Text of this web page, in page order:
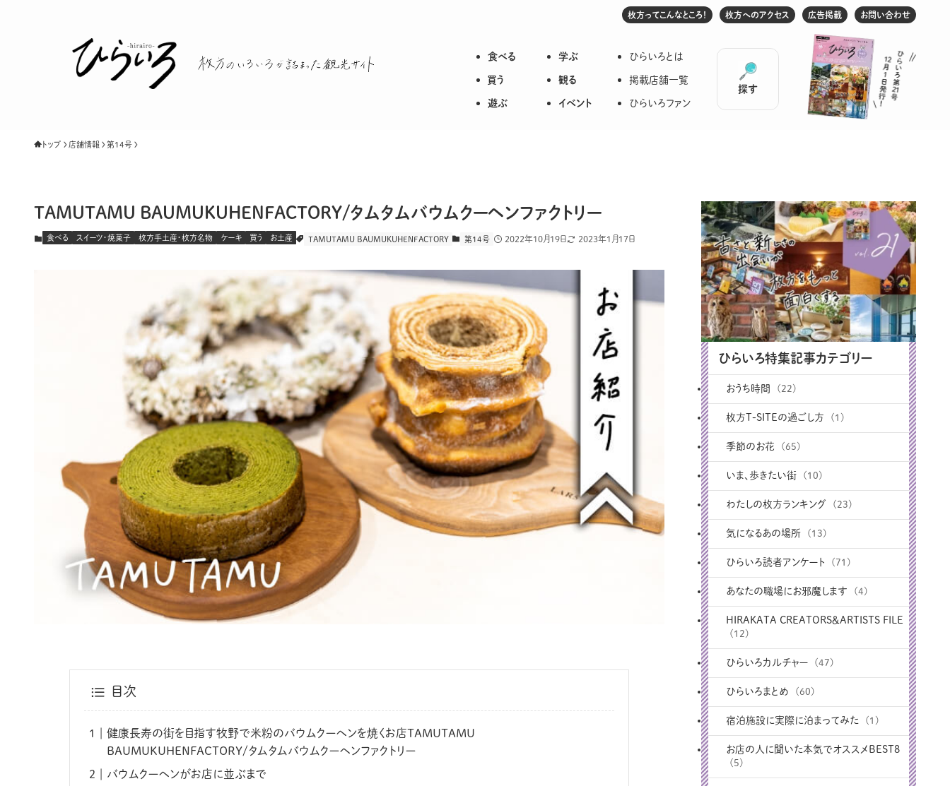
枚方のいろいろが詰まった観光サイト
食べる
買う
遊ぶ
学ぶ
観る
イベント
ひらいろとは
掲載店舗一覧
ひらいろファン
探す
枚方ってこんなところ！ 枚方へのアクセス 広告掲載 お問い合わせ
トップ 店舗情報 第１４号
TAMUTAMU BAUMUKUHENFACTORY/タムタムバウムクーヘンファクトリー
食べる スイーツ・焼菓子 枚方手土産・枚方名物 ケーキ 買う お土産 TAMUTAMU BAUMUKUHENFACTORY 第１４号 2022年10月19日 2023年1月17日
目次
健康長寿の街を目指す牧野で米粉のバウムクーヘンを焼くお店TAMUTAMU
BAUMUKUHENFACTORY/タムタムバウムクーヘンファクトリー
バウムクーヘンがお店に並ぶまで
ひらいろ特集記事カテゴリー
おうち時間 (22)
枚方T-SITEの過ごし方 (1)
季節のお花 (65)
いま、歩きたい街 (10)
わたしの枚方ランキング (23)
気になるあの場所 (13)
ひらいろ読者アンケート (71)
あなたの職場にお邪魔します (4)
HIRAKATA CREATORS＆ARTISTS FILE
(12)
ひらいろカルチャー (47)
ひらいろまとめ (60)
宿泊施設に実際に泊まってみた (1)
お店の人に聞いた本気でオススメBEST8
(5)